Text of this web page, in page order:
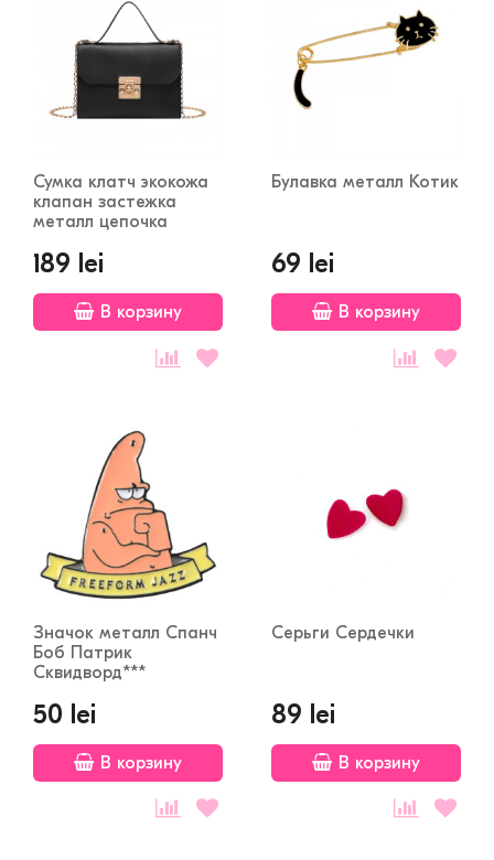
Сумка клатч экокожа
клапан застежка
металл цепочка
189 lei
В корзину
Булавка металл Котик
69 lei
В корзину
Значок металл Спанч
Боб Патрик
Сквидворд***
50 lei
В корзину
Серьги Сердечки
89 lei
В корзину